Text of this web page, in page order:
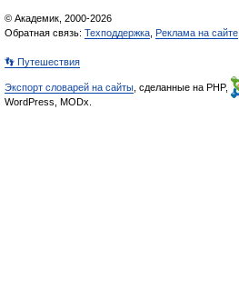
© Академик, 2000-2026
Обратная связь: Техподдержка Реклама на сайте
👣 Путешествия
Экспорт словарей на сайты , сделанные на PHP,
WordPress, MODx.